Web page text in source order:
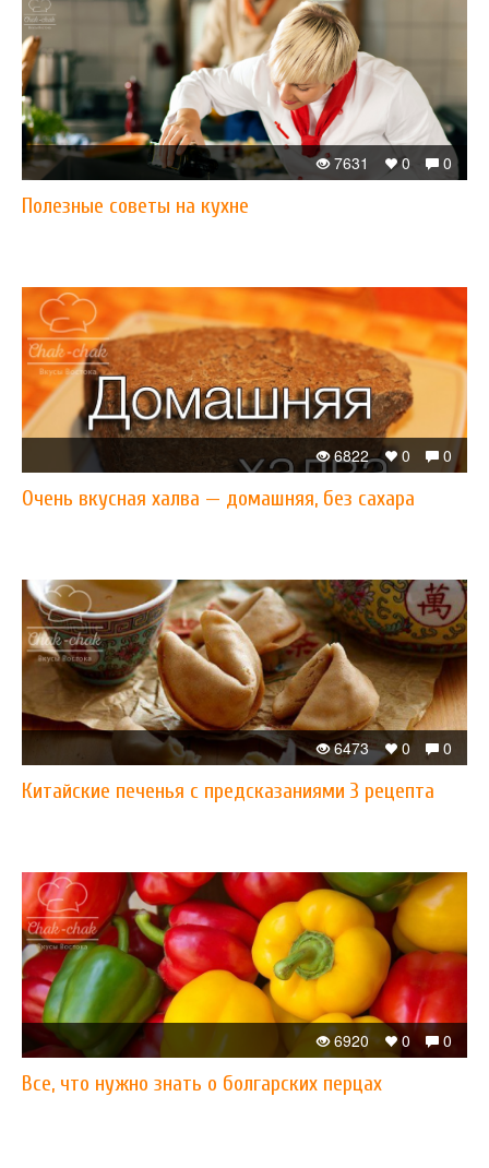
0
0
7631
Полезные советы на кухне
0
0
6822
Очень вкусная халва — домашняя, без сахара
0
0
6473
Китайские печенья с предсказаниями 3 рецепта
0
0
6920
Все, что нужно знать о болгарских перцах